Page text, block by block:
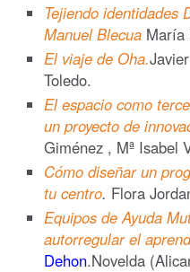
Tejiendo identidades
Manuel Blecua María
El viaje de Oha.
Toledo.
El espacio como
un proyecto de
Giménez , Mª Isabel
Cómo diseñar un
tu centro. Flora
Equipos de Ayuda
autorregular el
Dehon.Novelda